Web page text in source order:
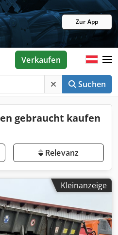
Zur App
Suchen
Verkaufen
gebraucht kaufen
Relevanz
Kleinanzeige